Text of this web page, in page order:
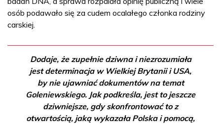
osób podawało się za cudem ocalałego członka rodziny
carskiej.
Dodaje, że zupełnie dziwna i niezrozumiała
jest determinacja w Wielkiej Brytanii i USA,
by nie ujawniać dokumentów na temat
Goleniewskiego. Jak podkreśla, jest to jeszcze
dziwniejsze, gdy skonfrontować to z
otwartością, jaką wykazała Polska i pomocą,